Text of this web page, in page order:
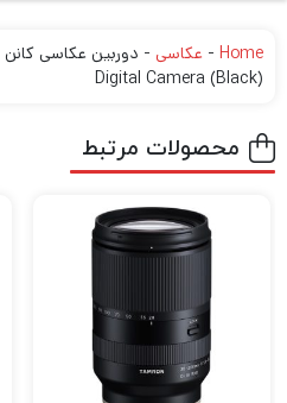
Home
- عکاسی -
Digital Camera (Black)
محصولات مرتبط